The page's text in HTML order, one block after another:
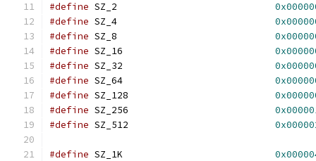
#define
#define
#define
#define
#define
#define
#define
#define
#define
#define